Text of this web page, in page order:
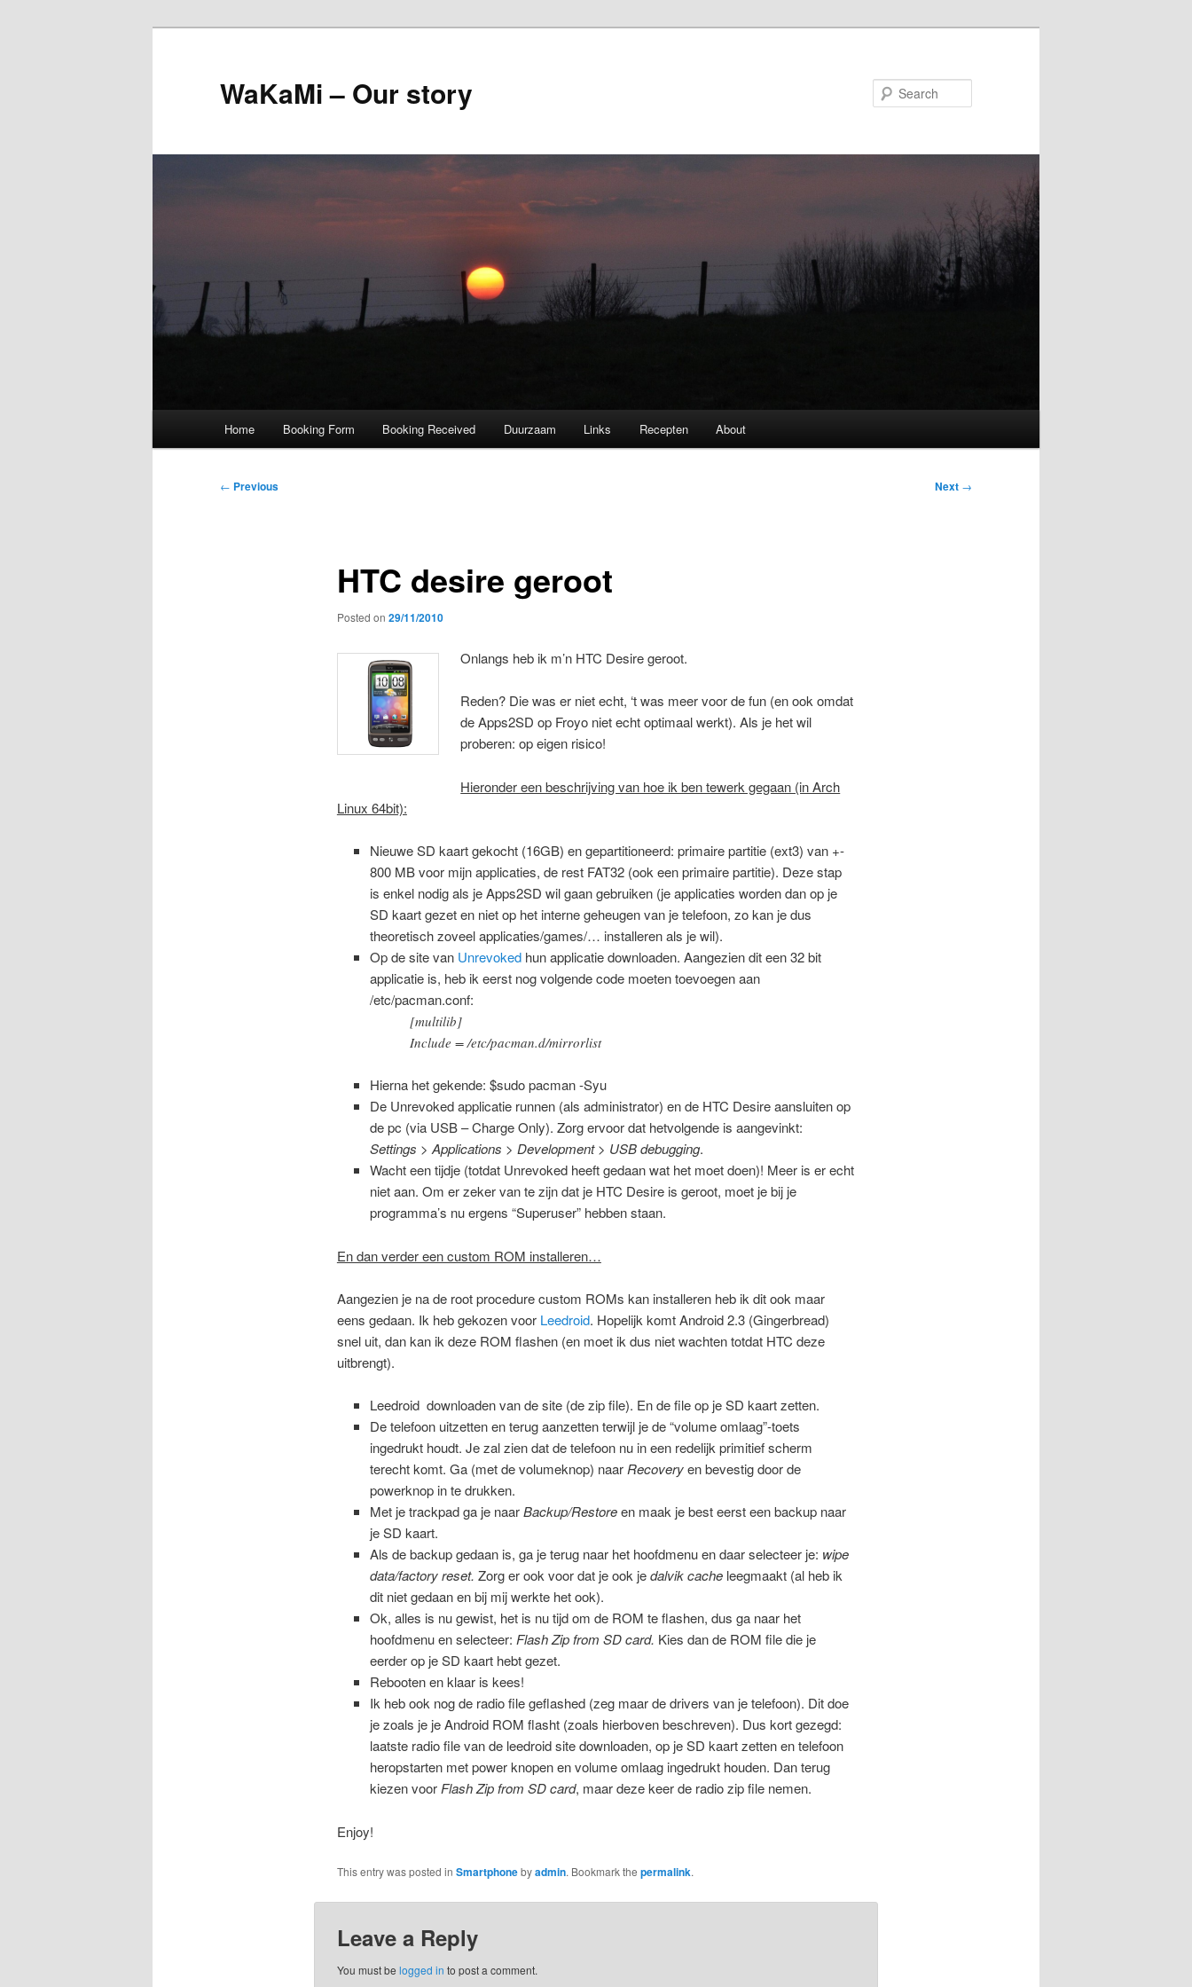
WaKaMi – Our story
Home Booking Form Booking Received Duurzaam Links Recepten About
Post
← Previous Next →
HTC desire geroot
Posted on 29/11/2010
Onlangs heb ik m’n HTC Desire geroot.
Reden? Die was er niet echt, ‘t was meer voor de fun (en ook omdat
de Apps2SD op Froyo niet echt optimaal werkt). Als je het wil
proberen: op eigen risico!
Hieronder een beschrijving van hoe ik ben tewerk gegaan (in Arch
Linux 64bit):
Nieuwe SD kaart gekocht (16GB) en gepartitioneerd: primaire partitie (ext3) van +-
800 MB voor mijn applicaties, de rest FAT32 (ook een primaire partitie). Deze stap
is enkel nodig als je Apps2SD wil gaan gebruiken (je applicaties worden dan op je
SD kaart gezet en niet op het interne geheugen van je telefoon, zo kan je dus
theoretisch zoveel applicaties/games/… installeren als je wil).
Op de site van Unrevoked hun applicatie downloaden. Aangezien dit een 32 bit
applicatie is, heb ik eerst nog volgende code moeten toevoegen aan
/etc/pacman.conf:
[multilib]
Include = /etc/pacman.d/mirrorlist
Hierna het gekende: $sudo pacman -Syu
De Unrevoked applicatie runnen (als administrator) en de HTC Desire aansluiten op
de pc (via USB – Charge Only). Zorg ervoor dat hetvolgende is aangevinkt:
Settings > Applications > Development> USB debugging.
Wacht een tijdje (totdat Unrevoked heeft gedaan wat het moet doen)! Meer is er echt
niet aan. Om er zeker van te zijn dat je HTC Desire is geroot, moet je bij je
programma’s nu ergens “Superuser” hebben staan.
En dan verder een custom ROM installeren…
Aangezien je na de root procedure custom ROMs kan installeren heb ik dit ook maar
eens gedaan. Ik heb gekozen voor Leedroid. Hopelijk komt Android 2.3 (Gingerbread)
snel uit, dan kan ik deze ROM flashen (en moet ik dus niet wachten totdat HTC deze
uitbrengt).
Leedroid downloaden van de site (de zip file). En de file op je SD kaart zetten.
De telefoon uitzetten en terug aanzetten terwijl je de “volume omlaag”-toets
ingedrukt houdt. Je zal zien dat de telefoon nu in een redelijk primitief scherm
terecht komt. Ga (met de volumeknop) naarRecoveryen bevestig door de
powerknop in te drukken.
Met je trackpad ga je naarBackup/Restoreen maak je best eerst een backup naar
je SD kaart.
Als de backup gedaan is, ga je terug naar het hoofdmenu en daar selecteer je: wipe
data/factory reset.Zorg er ook voor dat je ook jedalvik cache leegmaakt (al heb ik
dit niet gedaan en bij mij werkte het ook).
Ok, alles is nu gewist, het is nu tijd om de ROM te flashen, dus ga naar het
hoofdmenu en selecteer:Flash Zip from SD card. Kies dan de ROM file die je
eerder op je SD kaart hebt gezet.
Rebooten en klaar is kees!
Ik heb ook nog de radio file geflashed (zeg maar de drivers van je telefoon). Dit doe
je zoals je je Android ROM flasht (zoals hierboven beschreven). Dus kort gezegd:
laatste radio file van de leedroid site downloaden, op je SD kaart zetten en telefoon
heropstarten met power knopen en volume omlaag ingedrukt houden. Dan terug
kiezen voorFlash Zip from SD card, maar deze keer de radio zip file nemen.
Enjoy!
This entry was posted in Smartphonebyadmin. Bookmark the permalink.
Leave a Reply
You must be logged in to post a comment.